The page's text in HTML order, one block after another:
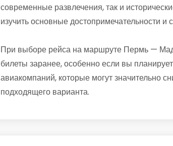
современные развлечения, так и
изучить основные достопримечательности
При выборе рейса на маршруте Пермь —
билеты заранее, особенно если вы
авиакомпаний, которые могут значительно
подходящего варианта.